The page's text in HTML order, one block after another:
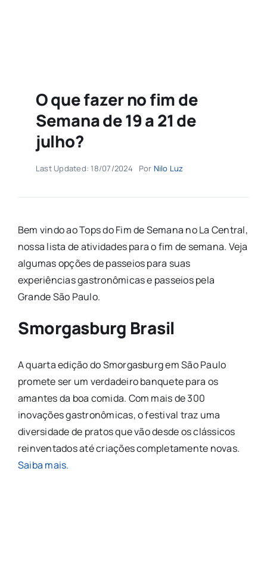
O que fazer no fim de
Semana de 19 a 21 de
julho?
Last Updated: 18/07/2024 Por Nilo Luz
Bem vindo ao Tops do Fim de Semana no La Central,
nossa lista de atividades para o fim de semana. Veja
algumas opções de passeios para suas
experiências gastronômicas e passeios pela
Grande São Paulo.
Smorgasburg Brasil
A quarta edição do Smorgasburg em São Paulo
promete ser um verdadeiro banquete para os
amantes da boa comida. Com mais de 300
inovações gastronômicas, o festival traz uma
diversidade de pratos que vão desde os clássicos
reinventados até criações completamente novas.
Saiba mais.